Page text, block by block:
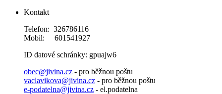
Kontakt
Telefon: 326786116
Mobil: 601541927
ID datové schránky: gpuajw6
obec@jivina.cz - pro běžnou poštu
vaclavikova@jivina.cz - pro běžnou poštu
e-podatelna@jivina.cz - el.podatelna